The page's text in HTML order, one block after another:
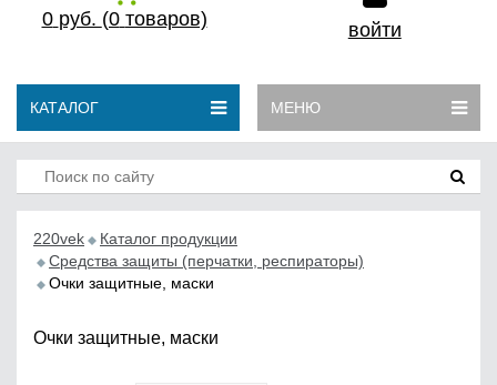
0 руб. (0 товаров) войти
КАТАЛОГ МЕНЮ
220vek
Каталог продукции
Средства защиты (перчатки, респираторы)
Очки защитные, маски
Очки защитные, маски